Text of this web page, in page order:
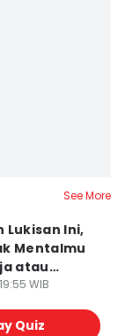
See More
Lukisan Ini,
Mentalmu
atau
WIB
Quiz